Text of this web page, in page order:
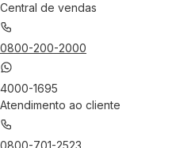
Central de vendas
0800-200-2000
4000-1695
Atendimento ao cliente
0800-701-2523